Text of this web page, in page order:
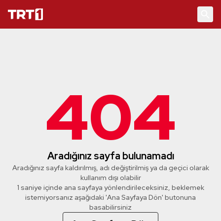
404
Aradığınız sayfa bulunamadı
Aradığınız sayfa kaldırılmış, adı değiştirilmiş ya da geçici olarak
kullanım dışı olabilir
1 saniye içinde ana sayfaya yönlendirileceksiniz, beklemek
istemiyorsanız aşağıdaki 'Ana Sayfaya Dön' butonuna
basabilirsiniz